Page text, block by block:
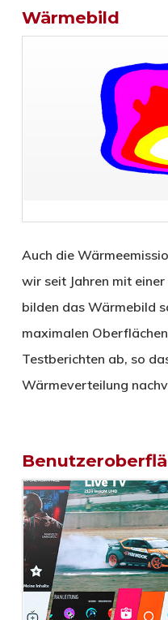
Wärmebild
Auch die
wir seit Jahren mit
bilden das Wärmebild
maximalen
Testberichten ab, so
Wärmeverteilung